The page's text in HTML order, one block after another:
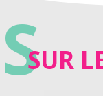
SSUR